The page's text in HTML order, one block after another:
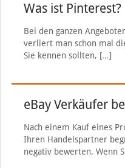
Was ist Pinterest?
Bei den ganzen
verliert man schon mal
Sie kennen sollten, […]
eBay Verkäufer
Nach einem Kauf eines
Ihren Handelspartner
negativ bewerten. Wenn